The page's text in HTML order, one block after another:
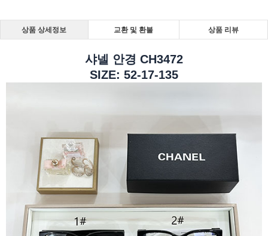
상품 상세정보 교환 및 환불 상품 리뷰
샤넬 안경 CH3472
SIZE: 52-17-135